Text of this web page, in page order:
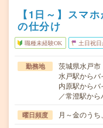
【1日～】スマ
の仕分け
職種未経験OK 土日祝
勤務地
茨城県水戸市
水戸駅からバ
内原駅から
／常澄駅か
曜日頻度 月～金のうち